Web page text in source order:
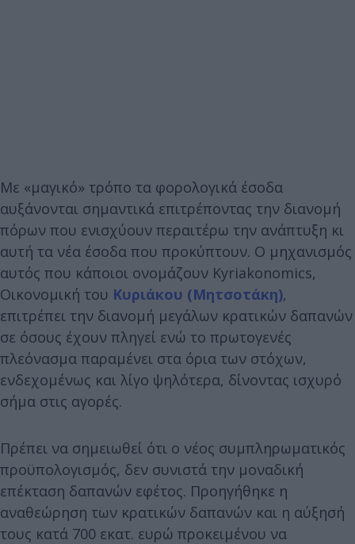
Με «μαγικό» τρόπο τα φορολογικά έσοδα
αυξάνονται σημαντικά επιτρέποντας την διανομή
πόρων που ενισχύουν περαιτέρω την ανάπτυξη κι
αυτή τα νέα έσοδα που προκύπτουν. Ο μηχανισμός
αυτός που κάποιοι ονομάζουν Kyriakonomics,
Οικονομική του Κυριάκου (Μητσοτάκη),
επιτρέπει την διανομή μεγάλων κρατικών δαπανών
σε όσους έχουν πληγεί ενώ το πρωτογενές
πλεόνασμα παραμένει στα όρια των στόχων,
ενδεχομένως και λίγο ψηλότερα, δίνοντας ισχυρό
σήμα στις αγορές.
Πρέπει να σημειωθεί ότι ο νέος συμπληρωματικός
προϋπολογισμός, δεν συνιστά την μοναδική
επέκταση δαπανών εφέτος. Προηγήθηκε η
αναθεώρηση των κρατικών δαπανών και η αύξησή
τους κατά 700 εκατ. ευρώ προκειμένου να